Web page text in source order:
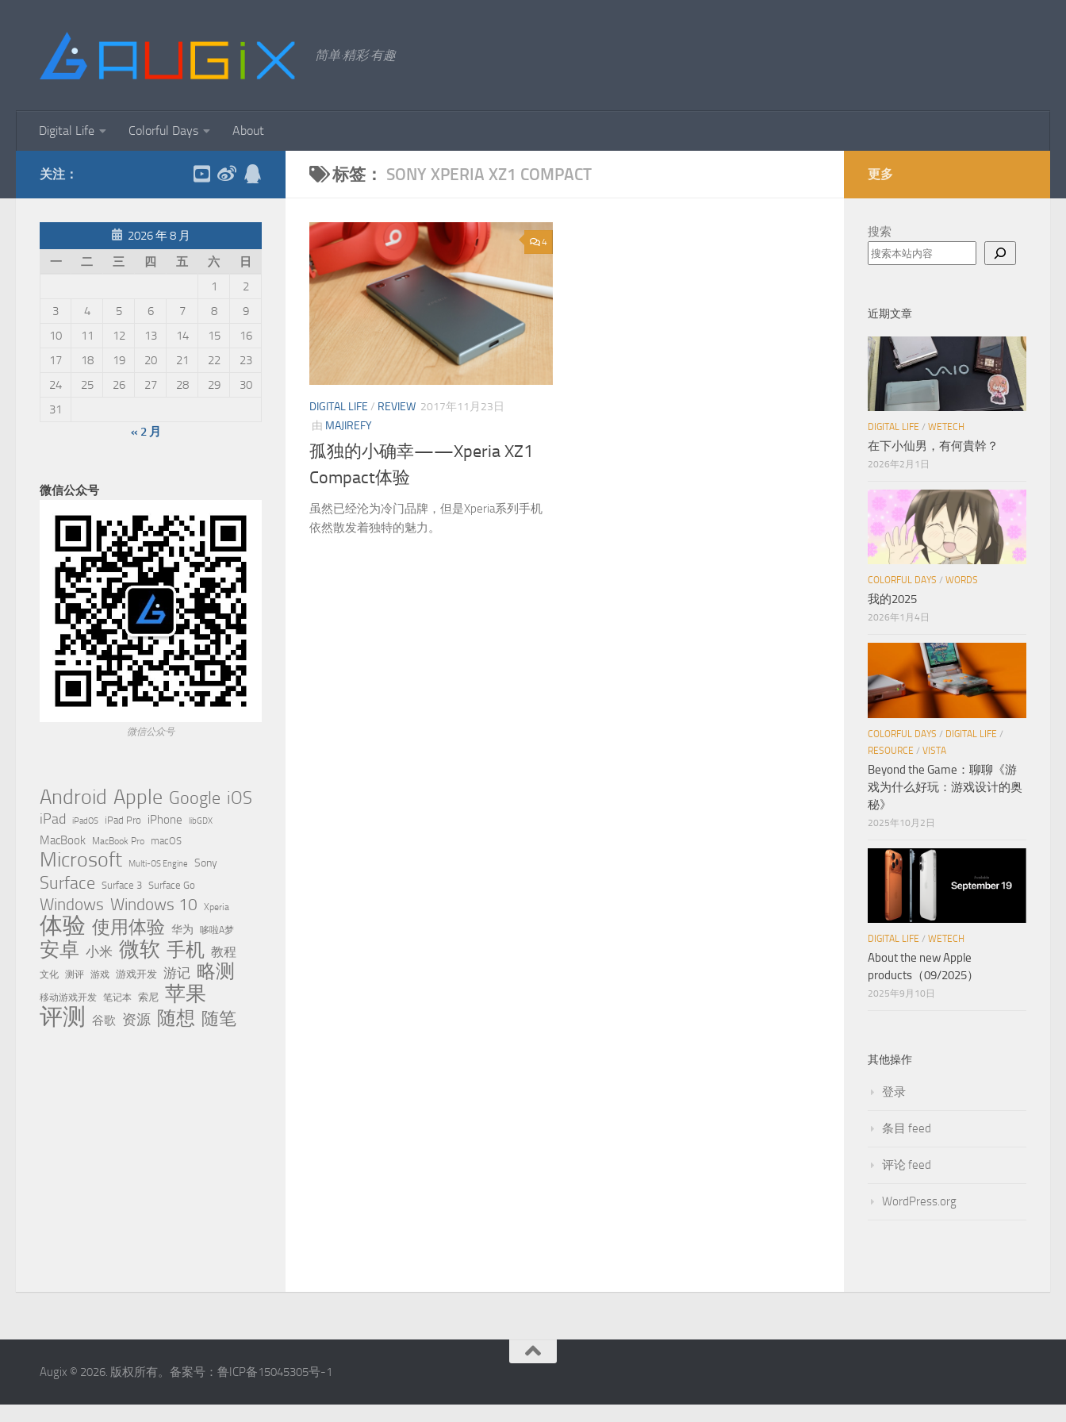
简单·精彩·有趣
Digital Life Colorful Days About
标签： SONY XPERIA XZ1 COMPACT
4
DIGITAL LIFE / REVIEW 2017年11月23日
由 MAJIREFY
孤独的小确幸——Xperia XZ1
Compact体验
虽然已经沦为冷门品牌，但是Xperia系列手机
依然散发着独特的魅力。
关注：
2026 年 8 月
一
二 三 四 五 六
日
1
2
3
4 5 6 7 8
9
10
11 12 13 14 15
16
17
18 19 20 21 22
23
24
25 26 27 28 29
30
31
« 2 月
微信公众号
微信公众号
Android Apple Google iOS
iPad iPadOS iPad Pro iPhone libGDX
MacBook MacBook Pro macOS
Microsoft Multi-OS Engine Sony
Surface Surface 3 Surface Go
Windows Windows 10 Xperia
体验 使用体验 华为 哆啦A梦
安卓 小米 微软 手机 教程
文化 测评 游戏 游戏开发 游记 略测
移动游戏开发 笔记本 索尼 苹果
评测 谷歌 资源 随想 随笔
更多
搜索
近期文章
DIGITAL LIFE / WETECH
在下小仙男，有何貴幹？
2026年2月1日
COLORFUL DAYS / WORDS
我的2025
2026年1月4日
COLORFUL DAYS / DIGITAL LIFE /
RESOURCE / VISTA
Beyond the Game：聊聊《游
戏为什么好玩：游戏设计的奥
秘》
2025年10月2日
DIGITAL LIFE / WETECH
About the new Apple
products（09/2025）
2025年9月10日
其他操作
登录
条目 feed
评论 feed
WordPress.org
Augix © 2026. 版权所有。备案号：鲁ICP备15045305号-1